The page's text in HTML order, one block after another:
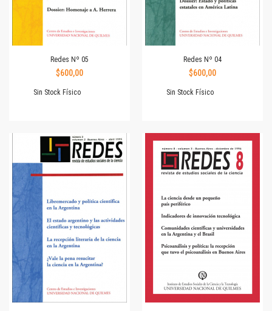
Redes Nº 05
$600,00
Sin Stock Físico
Redes Nº 04
$600,00
Sin Stock Físico